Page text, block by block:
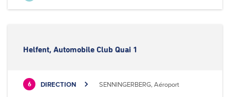
Helfent, Automobile Club Quai 1
6 DIRECTION SENNINGERBERG, Aéroport